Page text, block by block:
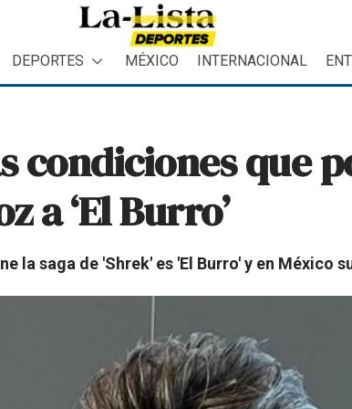
DEPORTES MÉXICO INTERNACIONAL
condiciones que
a ‘El Burro’
la saga de 'Shrek' es 'El Burro' y en México